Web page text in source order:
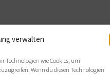
verwalten
Technologien wie Cookies, um
Wenn du diesen Technologien